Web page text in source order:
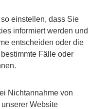
einstellen, dass Sie
informiert werden und
entscheiden oder die
Fälle oder
Nichtannahme von
Website